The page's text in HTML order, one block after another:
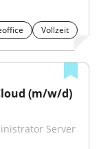
Vollzeit
(m/w/d)
Server